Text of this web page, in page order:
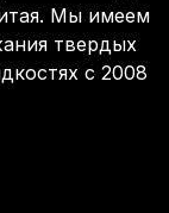
Мы имеем
твердых
с 2008